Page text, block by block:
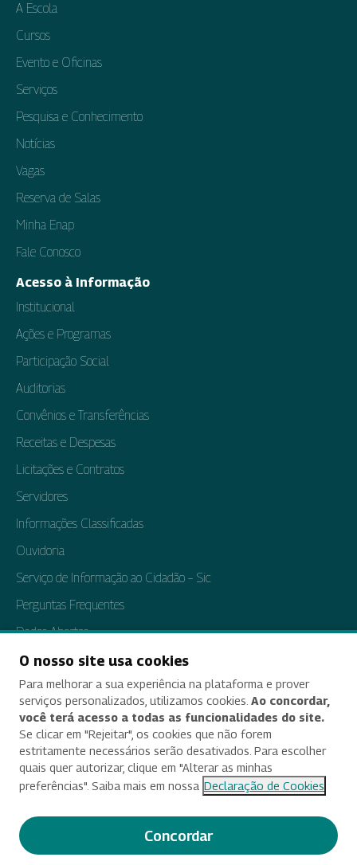
A Escola
Cursos
Evento e Oficinas
Serviços
Pesquisa e Conhecimento
Notícias
Vagas
Reserva de Salas
Minha Enap
Fale Conosco
Acesso à Informação
Institucional
Ações e Programas
Participação Social
Auditorias
Convênios e Transferências
Receitas e Despesas
Licitações e Contratos
Servidores
Informações Classificadas
Ouvidoria
Serviço de Informação ao Cidadão – Sic
Perguntas Frequentes
Dados Abertos
Tratamento de Dados Pessoais
Transparência e Prestação de Contas
Acessibilidade
Termos de uso e aviso de privacidade
Alterar preferências de cookies
O nosso site usa cookies
Para melhorar a sua experiência na plataforma e prover
serviços personalizados, utilizamos cookies. Ao concordar,
você terá acesso a todas as funcionalidades do site.
Se clicar em "Rejeitar", os cookies que não forem
estritamente necessários serão desativados. Para escolher
quais quer autorizar, clique em "Alterar as minhas
preferências". Saiba mais em nossa Declaração de Cookies
Concordar